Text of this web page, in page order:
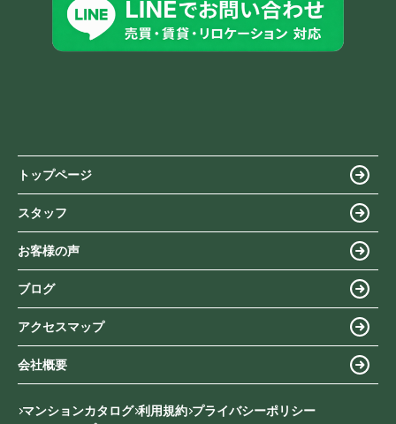
トップページ
スタッフ
お客様の声
ブログ
アクセスマップ
会社概要
マンションカタログ 利用規約 プライバシーポリシー